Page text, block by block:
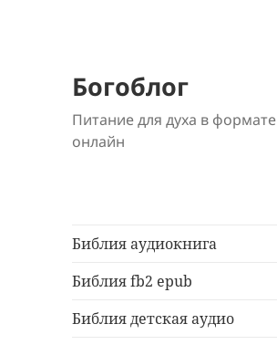
Богоблог
Питание для духа в формате
онлайн
Библия аудиокнига
Библия fb2 epub
Библия детская аудио